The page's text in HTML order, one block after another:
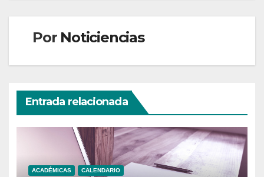
Por Noticiencias
Entrada relacionada
ACADÉMICAS CALENDARIO